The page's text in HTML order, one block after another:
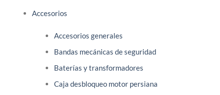
Accesorios
Accesorios generales
Bandas mecánicas de seguridad
Baterías y transformadores
Caja desbloqueo motor persiana